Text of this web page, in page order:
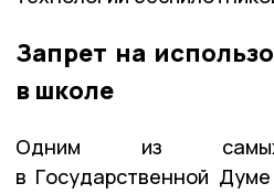
Запрет на
в школе
Одним из самых
в Государственной